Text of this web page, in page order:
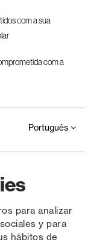
para analizar
y para
hábitos de
com a sua
com a
Aviso Legal Cookies
Português